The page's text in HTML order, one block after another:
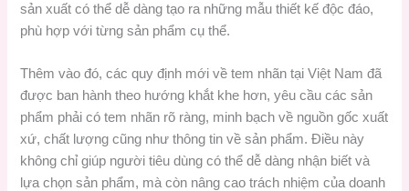
sản xuất có thể dễ dàng tạo ra những mẫu thiết kế độc đáo,
phù hợp với từng sản phẩm cụ thể.
Thêm vào đó, các quy định mới về tem nhãn tại Việt Nam đã
được ban hành theo hướng khắt khe hơn, yêu cầu các sản
phẩm phải có tem nhãn rõ ràng, minh bạch về nguồn gốc xuất
xứ, chất lượng cũng như thông tin về sản phẩm. Điều này
không chỉ giúp người tiêu dùng có thể dễ dàng nhận biết và
lựa chọn sản phẩm, mà còn nâng cao trách nhiệm của doanh